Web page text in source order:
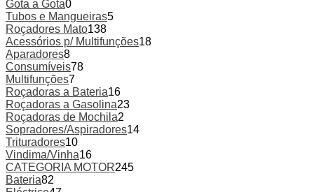
Gota a Gota0
Tubos e Mangueiras5
Roçadores Mato138
Acessórios p/ Multifunções18
Aparadores8
Consumíveis78
Multifunções7
Roçadoras a Bateria16
Roçadoras a Gasolina23
Roçadoras de Mochila2
Sopradores/Aspiradores14
Trituradores10
Vindima/Vinha16
CATEGORIA MOTOR245
Bateria82